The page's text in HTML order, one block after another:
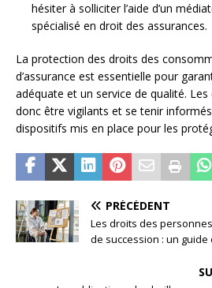
hésiter à solliciter l’aide d’un
spécialisé en droit des assurances.
La protection des droits des
d’assurance est essentielle pour
adéquate et un service de qualité.
donc être vigilants et se tenir
dispositifs mis en place pour les
PRÉCÉDENT
Les droits des
de succession : un guide